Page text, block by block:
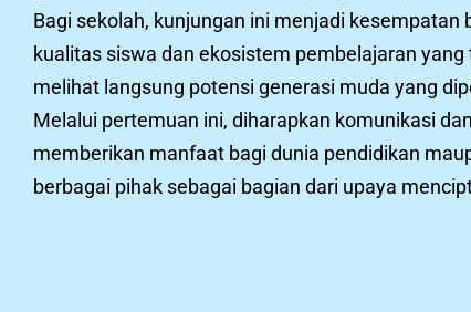
Bagi sekolah, kunjungan ini menjadi
kualitas siswa dan ekosistem pembelajaran
melihat langsung potensi generasi muda yang
Melalui pertemuan ini, diharapkan komunikasi
memberikan manfaat bagi dunia pendidikan
berbagai pihak sebagai bagian dari upaya